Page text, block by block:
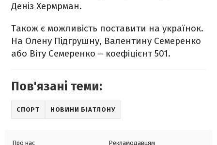
Деніз Хермрман.
Також є можливість поставити на українок.
На Олену Підгрушну, Валентину Семеренко
або Віту Семеренко – коефіцієнт 501.
Пов'язані теми:
СПОРТ НОВИНИ БІАТЛОНУ
Про нас
Рекламодавцям